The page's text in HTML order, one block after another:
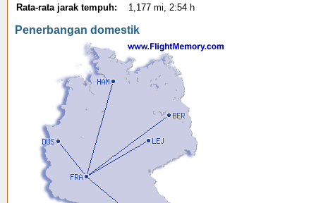
Rata-rata jarak tempuh:
1,177 mi, 2:54 h
Penerbangan domestik